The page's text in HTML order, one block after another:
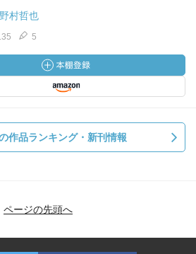
村哲也
5
作品ランキング・新刊情報
ページの先頭へ